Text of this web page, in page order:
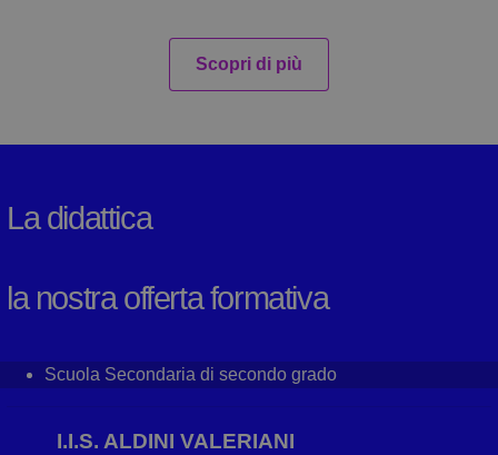
Scopri di più
La didattica
la nostra offerta formativa
Scuola Secondaria di secondo grado
I.I.S. ALDINI VALERIANI